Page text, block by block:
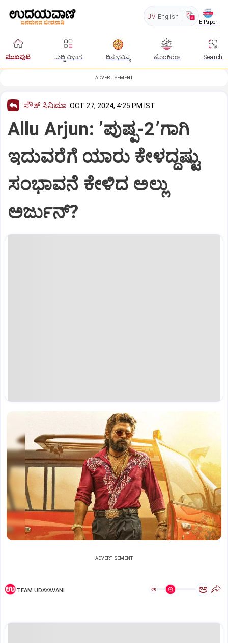
UV English
E-Paper
ಮುಖಪುಟ ಸುದ್ದಿ ವಿಭಾಗ ದಿನ ಭವಿಷ್ಯ ಹೊಂಗಿರಣ Search
ADVERTISEMENT
ಸೌತ್‌ ಸಿನಿಮಾ OCT 27, 2024, 4:25 PM IST
Allu Arjun: ʼಪುಷ್ಪ-2ʼಗಾಗಿ
ಇದುವರೆಗೆ ಯಾರು ಕೇಳದ್ದಷ್ಟು
ಸಂಭಾವನೆ ಕೇಳಿದ ಅಲ್ಲು
ಅರ್ಜುನ್?
ADVERTISEMENT
TEAM UDAYAVANI ಅ ಅ